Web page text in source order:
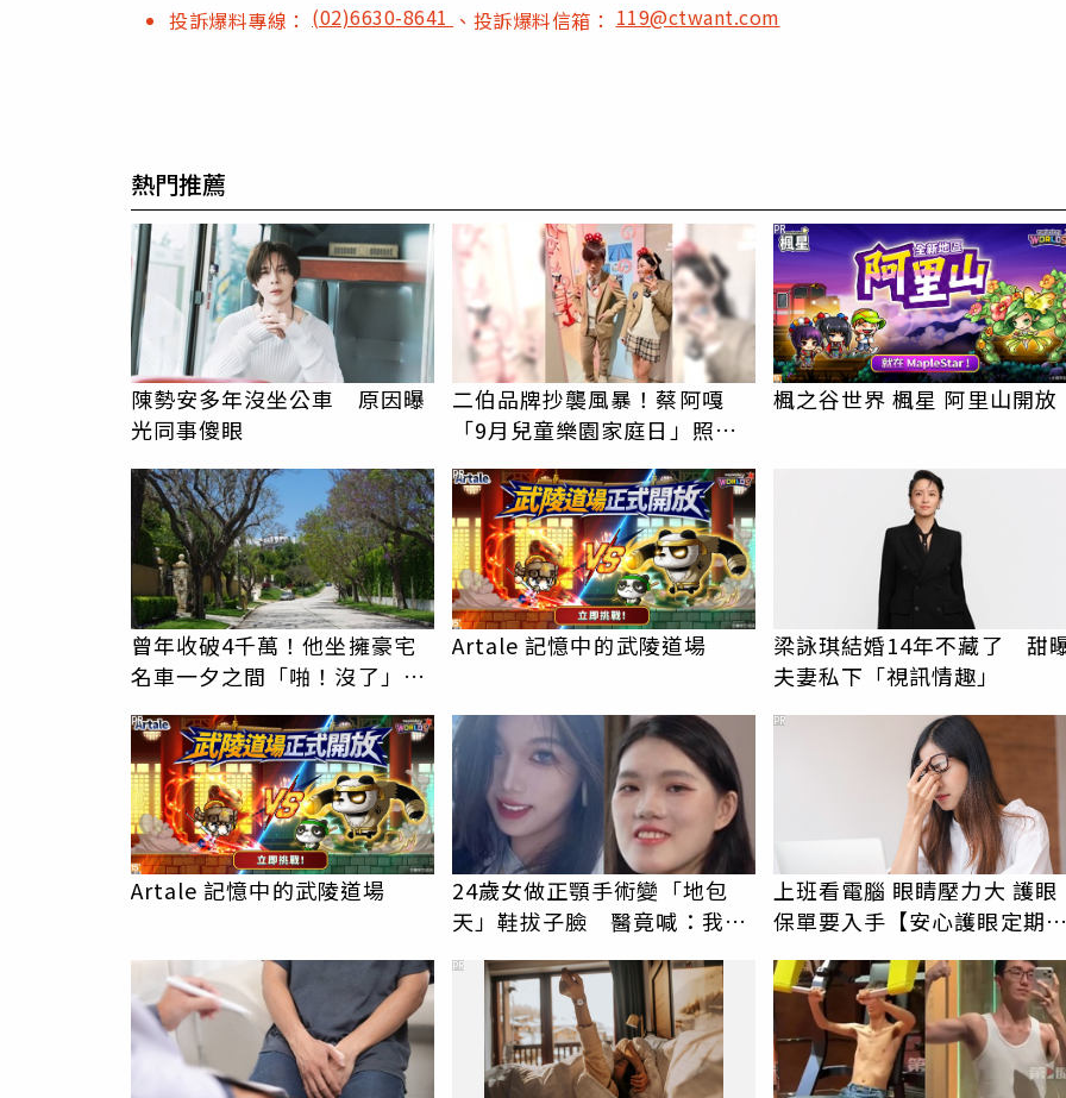
投訴爆料專線： (02)6630-8641 、投訴爆料信箱：119@ctwant.com
熱門推薦
陳勢安多年沒坐公車 原因曝
光同事傻眼
二伯品牌抄襲風暴！蔡阿嘎
「9月兒童樂園家庭日」照辦
嗎？北捷鬆口了
楓之谷世界 楓星 阿里山開放
PR
曾年收破4千萬！他坐擁豪宅
名車一夕之間「啪！沒了」
Artale 記憶中的武陵道場
PR
梁詠琪結婚14年不藏了 甜
夫妻私下「視訊情趣」
Artale 記憶中的武陵道場
PR
24歲女做正顎手術變「地包
天」鞋拔子臉 醫竟喊：我喜
上班看電腦 眼睛壓力大 護眼
保單要入手【安心護眼定期
PR
PR